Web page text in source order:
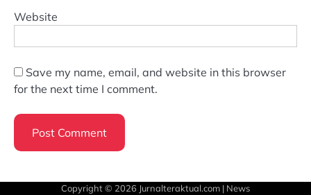
Website
Save my name, email, and website in this browser
for the next time I comment.
Copyright © 2026 Jurnalteraktual.com | News